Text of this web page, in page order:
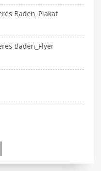
Baden_Plakat
Baden_Flyer